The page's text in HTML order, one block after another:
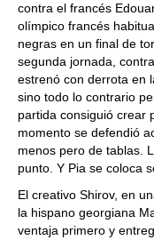
contra el francés
olímpico francés
negras en un final de
segunda jornada,
estrenó con derrota en
sino todo lo contrario
partida consiguió crear
momento se defendió
menos pero de tablas.
punto. Y Pia se coloca
El creativo Shirov, en
la hispano georgiana
ventaja primero y